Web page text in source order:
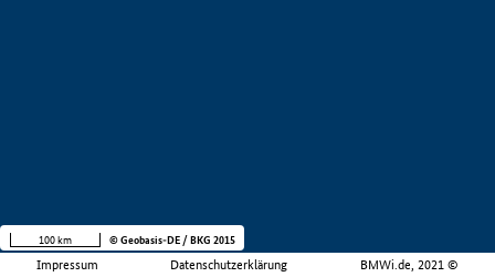
Impressum Datenschutzerklärung BMWi.de, 2021 ©
100 km © Geobasis-DE / BKG 2015